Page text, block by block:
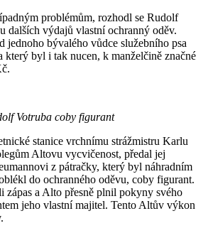
problémům, rozhodl se Rudolf
dalších výdajů vlastní ochranný oděv.
jednoho bývalého vůdce služebního psa
který byl i tak nucen, k manželčině značné
Votruba coby figurant
stanice vrchnímu strážmistru Karlu
Altovu vycvičenost, předal jej
z pátračky, který byl náhradním
do ochranného oděvu, coby figurant.
zápas a Alto přesně plnil pokyny svého
jeho vlastní majitel. Tento Altův výkon